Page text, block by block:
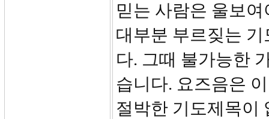
믿는 사람은 울보
대부분 부르짖는
다. 그때 불가능한
습니다. 요즈음은
절박한 기도제목이